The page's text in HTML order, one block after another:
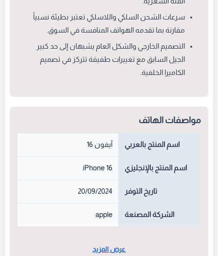
سرعات الشحن السلكي واللاسلكي تعتبر بطيئة نسبياً
مقارنة بما تقدمه الهواتف المنافسة في السوق.
التصميم الخارجي والشكل العام يشبهان إلى حد كبير
الجيل السابق مع تغييرات طفيفة تتركز في تصميم
الكاميرا الخلفية.
مواصفات الهاتف
اسم المنتج بالعربي آيفون 16
اسم المنتج بالإنجليزي iPhone 16
تاريخ التوفر 20/09/2024
الشركة المصنعة apple
عرض المزيد